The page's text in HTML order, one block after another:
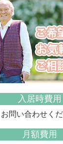
入居時費用
お問い合わせく
月額費用